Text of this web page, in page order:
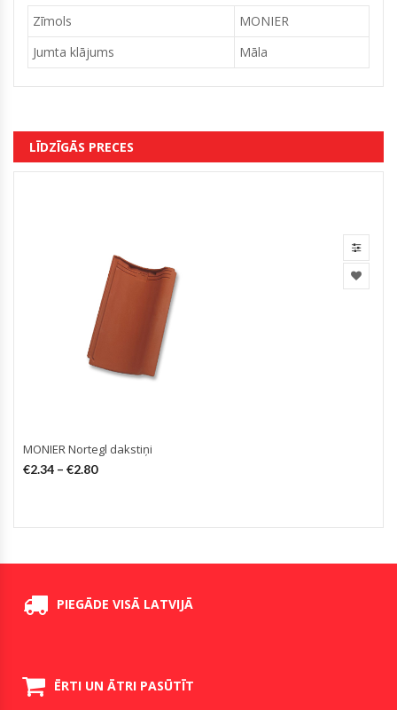
Zīmols
MONIER
Jumta klājums
Māla
LĪDZĪGĀS PRECES
MONIER Nortegl dakstiņi
€2.34 – €2.80
PIEGĀDE VISĀ LATVIJĀ
ĒRTI UN ĀTRI PASŪTĪT